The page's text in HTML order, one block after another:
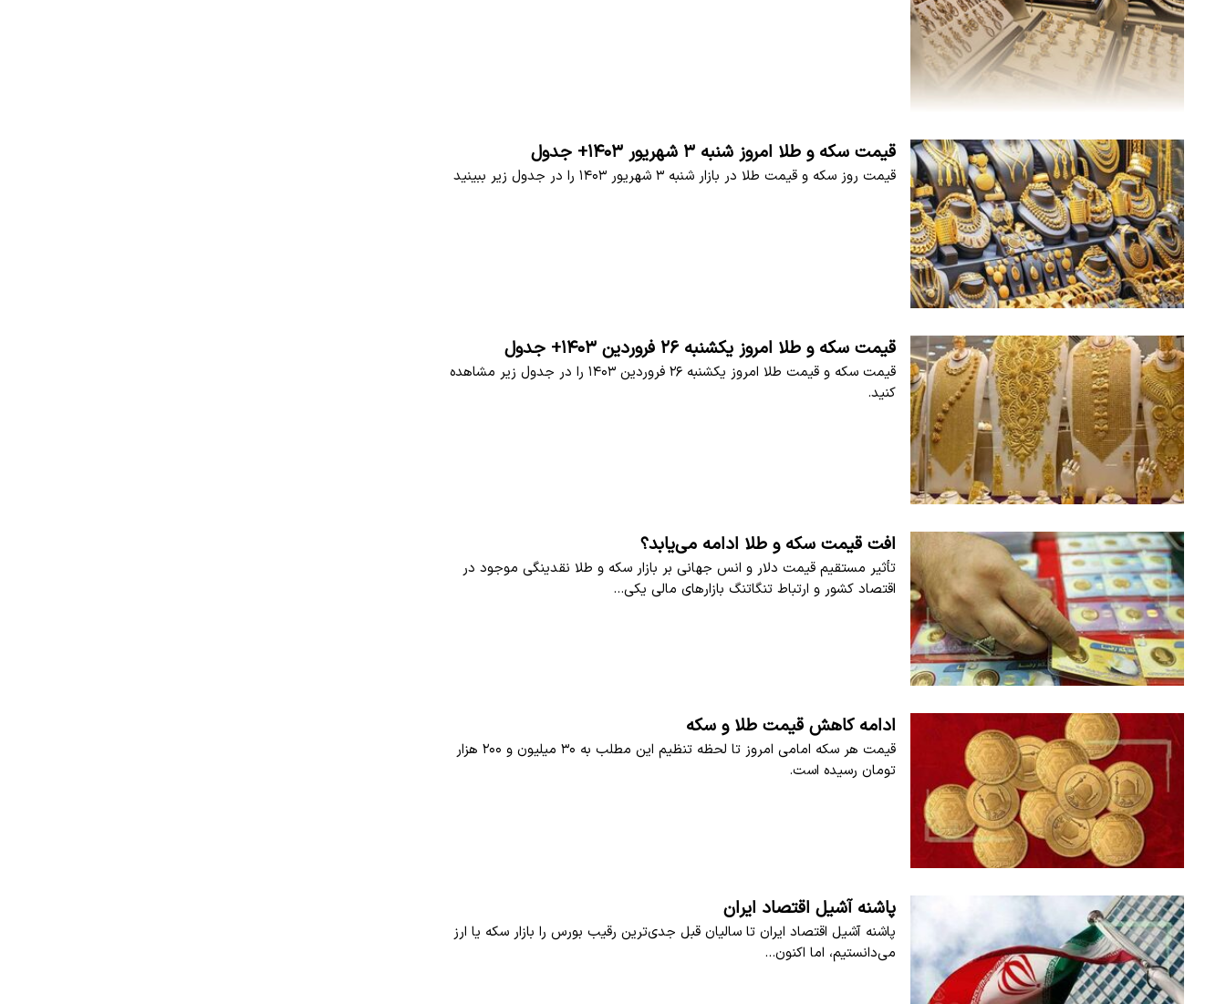
قیمت سکه و طلا امروز شنبه ۳ شهریور ۱۴۰۳+ جدول
قیمت روز سکه و قیمت طلا در بازار شنبه ۳ شهریور ۱۴۰۳ را در جدول زیر ببینید
قیمت سکه و طلا امروز یکشنبه ۲۶ فروردین ۱۴۰۳+ جدول
قیمت سکه و قیمت طلا امروز یکشنبه ۲۶ فروردین ۱۴۰۳ را در جدول زیر مشاهده
کنید.
افت قیمت سکه و طلا ادامه می‌یابد؟
تأثیر مستقیم قیمت دلار و انس جهانی بر بازار سکه و طلا نقدینگی موجود در
اقتصاد کشور و ارتباط تنگاتنگ بازارهای مالی یکی…
ادامه کاهش قیمت‌ طلا و سکه
قیمت هر سکه امامی امروز تا لحظه تنظیم این مطلب به ۳۰ میلیون و ۲۰۰ هزار
تومان رسیده است.
پاشنه آشیل اقتصاد ایران
پاشنه آشیل اقتصاد ایران تا سالیان قبل جدی‌ترین رقیب بورس را بازار سکه یا ارز
می‌دانستیم، اما اکنون...